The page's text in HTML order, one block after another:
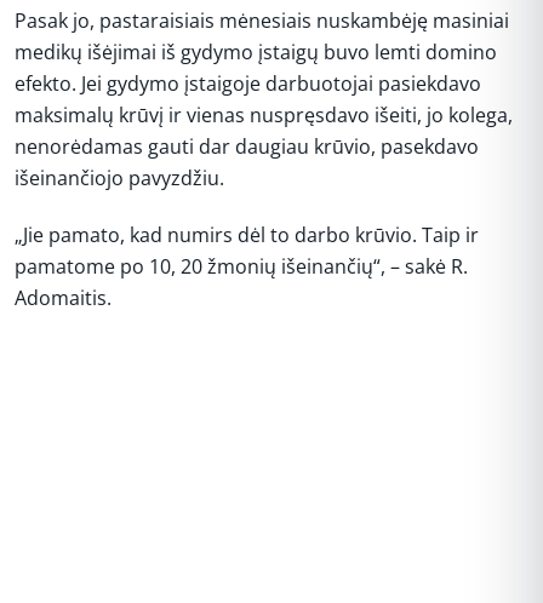
Pasak jo, pastaraisiais mėnesiais nuskambėję masiniai
medikų išėjimai iš gydymo įstaigų buvo lemti domino
efekto. Jei gydymo įstaigoje darbuotojai pasiekdavo
maksimalų krūvį ir vienas nuspręsdavo išeiti, jo kolega,
nenorėdamas gauti dar daugiau krūvio, pasekdavo
išeinančiojo pavyzdžiu.
„Jie pamato, kad numirs dėl to darbo krūvio. Taip ir
pamatome po 10, 20 žmonių išeinančių“, – sakė R.
Adomaitis.